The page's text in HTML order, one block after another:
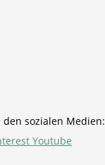
den sozialen Medien:
Youtube